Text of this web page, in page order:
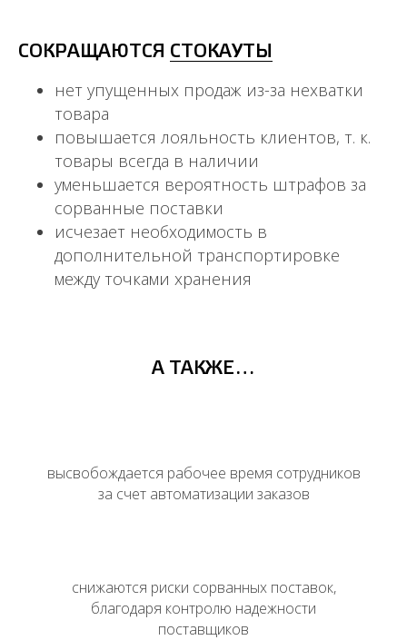
CОКРАЩАЮТСЯ СТОКАУТЫ
нет упущенных продаж из-за нехватки
товара
повышается лояльность клиентов, т. к.
товары всегда в наличии
уменьшается вероятность штрафов за
сорванные поставки
исчезает необходимость в
дополнительной транспортировке
между точками хранения
A ТАКЖЕ…
высвобождается рабочее время сотрудников
за счет автоматизации заказов
снижаются риски сорванных поставок,
благодаря контролю надежности
поставщиков